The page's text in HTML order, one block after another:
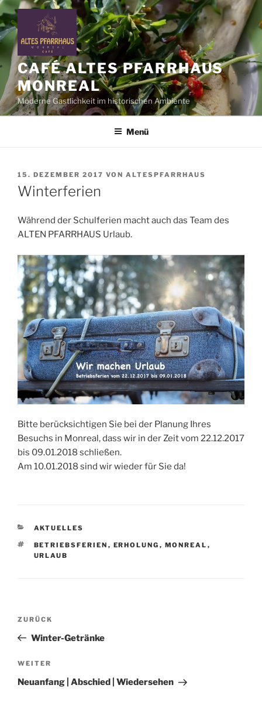
Zum
Inhalt
springen
CAFÉ ALTES PFARRHAUS
MONREAL
Moderne Gastlichkeit im historischen Ambiente
Menü
VERÖFFENTLICHT
AM
15. DEZEMBER 2017 VON ALTESPFARRHAUS
Winterferien
Während der Schulferien macht auch das Team des
ALTEN PFARRHAUS Urlaub.
Bitte berücksichtigen Sie bei der Planung Ihres
Besuchs in Monreal, dass wir in der Zeit vom 22.12.2017
bis 09.01.2018 schließen.
Am 10.01.2018 sind wir wieder für Sie da!
KATEGORIEN
AKTUELLES
SCHLAGWÖRTER
BETRIEBSFERIEN , ERHOLUNG , MONREAL ,
URLAUB
Beitragsnavigation
Vorheriger
Beitrag
ZURÜCK
Winter-Getränke
Nächster
Beitrag
WEITER
Neuanfang | Abschied | Wiedersehen